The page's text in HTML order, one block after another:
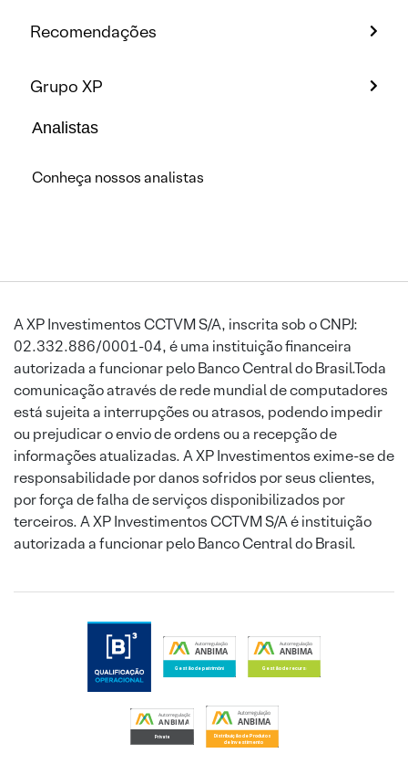
Recomendações
Grupo XP
Analistas
Conheça nossos analistas
A XP Investimentos CCTVM S/A, inscrita sob o CNPJ:
02.332.886/0001-04, é uma instituição financeira
autorizada a funcionar pelo Banco Central do Brasil.Toda
comunicação através de rede mundial de computadores
está sujeita a interrupções ou atrasos, podendo impedir
ou prejudicar o envio de ordens ou a recepção de
informações atualizadas. A XP Investimentos exime-se de
responsabilidade por danos sofridos por seus clientes,
por força de falha de serviços disponibilizados por
terceiros. A XP Investimentos CCTVM S/A é instituição
autorizada a funcionar pelo Banco Central do Brasil.